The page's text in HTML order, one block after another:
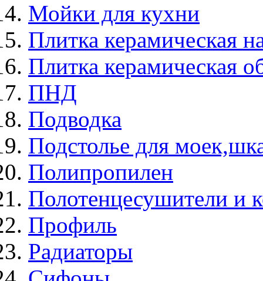
Мойки для кухни
Плитка керамическая
Плитка керамическая
ПНД
Подводка
Подстолье для
Полипропилен
Полотенцесушители и
Профиль
Радиаторы